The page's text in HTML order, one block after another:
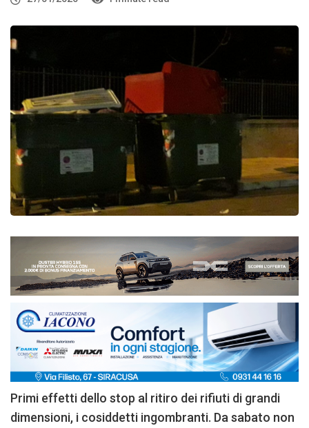
Primi effetti dello stop al ritiro dei rifiuti di grandi
dimensioni, i cosiddetti ingombranti. Da sabato non